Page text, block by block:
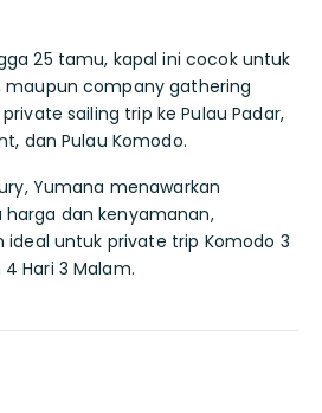
25 tamu, kapal ini cocok untuk
maupun company gathering
sailing trip ke Pulau Padar,
dan Pulau Komodo.
Yumana menawarkan
dan kenyamanan,
ideal untuk private trip Komodo 3
Hari 3 Malam.